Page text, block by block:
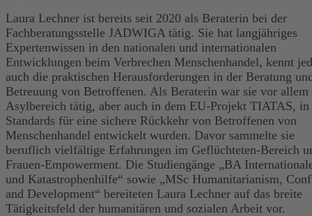
Laura Lechner ist bereits seit 2020 als Beraterin bei der
Fachberatungsstelle JADWIGA tätig. Sie hat langjähriges
Expertenwissen in den nationalen und internationalen
Entwicklungen beim Verbrechen Menschenhandel, kennt
auch die praktischen Herausforderungen in der Beratung
Betreuung von Betroffenen. Als Beraterin war sie vor
Asylbereich tätig, aber auch in dem EU-Projekt TIATAS, in
Standards für eine sichere Rückkehr von Betroffenen von
Menschenhandel entwickelt wurden. Davor sammelte sie
beruflich vielfältige Erfahrungen im Geflüchteten-Bereich
Frauen-Empowerment. Die Studiengänge „BA
und Katastrophenhilfe“ sowie „MSc Humanitarianism,
and Development“ bereiteten Laura Lechner auf das breite
Tätigkeitsfeld der humanitären und sozialen Arbeit vor.